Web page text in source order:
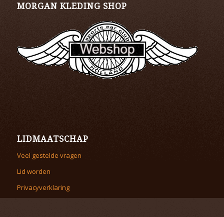
MORGAN KLEDING SHOP
LIDMAATSCHAP
Veel gestelde vragen
Lid worden
Privacyverklaring